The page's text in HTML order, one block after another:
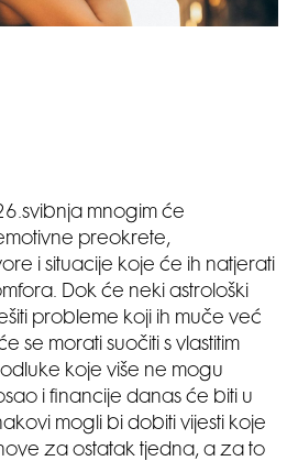
mnogim će
preokrete,
i situacije koje će ih natjerati
Dok će neki astrološki
probleme koji ih muče već
se morati suočiti s vlastitim
koje više ne mogu
i financije danas će biti u
mogli bi dobiti vijesti koje
za ostatak tjedna, a za to